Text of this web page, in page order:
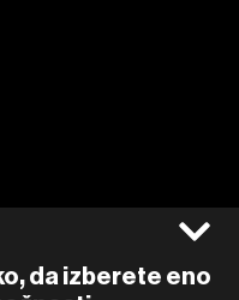
da izberete eno